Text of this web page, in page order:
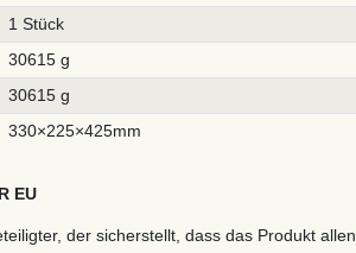
1 Stück
30615 g
30615 g
330×225×425mm
EU
der sicherstellt, dass das Produkt allen